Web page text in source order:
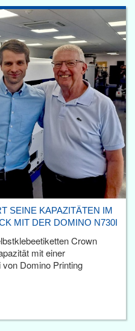
SEINE KAPAZITÄTEN IM
MIT DER DOMINO N730I
Crown
mit einer
Domino Printing